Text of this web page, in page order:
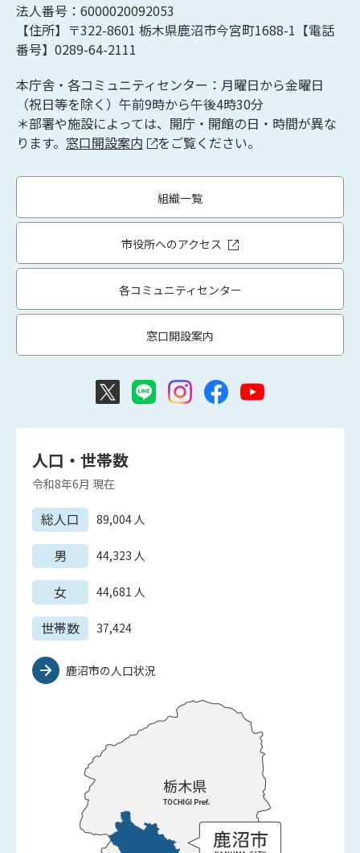
法人番号：6000020092053
【住所】〒322-8601 栃木県鹿沼市今宮町1688-1【電話
番号】0289-64-2111
本庁舎・各コミュニティセンター：月曜日から金曜日
（祝日等を除く）午前9時から午後4時30分
＊部署や施設によっては、開庁・開館の日・時間が異な
ります。 窓口開設案内 をご覧ください。
組織一覧
市役所へのアクセス
各コミュニティセンター
窓口開設案内
人口・世帯数
令和8年6月 現在
総人口 89,004人
男 44,323 人
女 44,681 人
世帯数 37,424
鹿沼市の人口状況